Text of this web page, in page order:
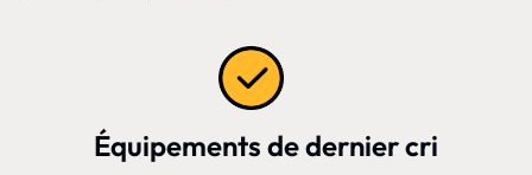
Équipements de dernier cri